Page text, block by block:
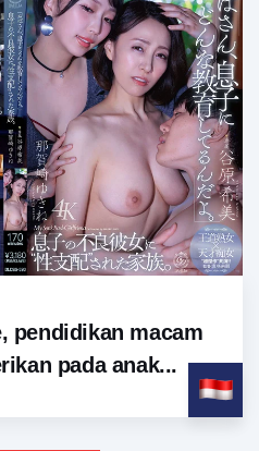
pendidikan macam
pada anak...